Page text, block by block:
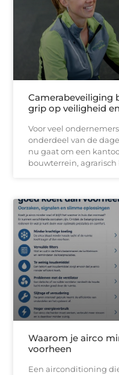
Camerabeveiliging
grip op veiligheid
Voor veel
onderdeel van de
nu gaat om een
bouwterrein,
Waarom je airco
voorheen
Een airconditioning